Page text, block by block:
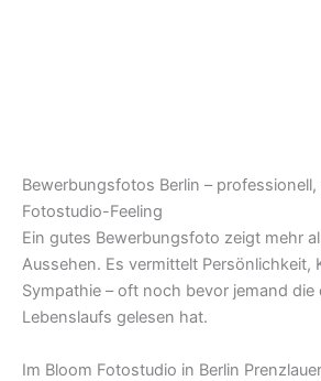
Bewerbungsfotos Berlin –
Fotostudio-Feeling
Ein gutes Bewerbungsfoto zeigt mehr
Aussehen. Es vermittelt Persönlichkeit,
Sympathie – oft noch bevor jemand die
Lebenslaufs gelesen hat.
Im Bloom Fotostudio in Berlin